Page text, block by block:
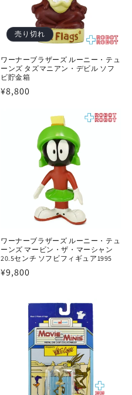
売り切れ
ワーナーブラザーズ ルーニー・テュ
ーンズ タズマニアン・デビル ソフ
ビ貯金箱
通
¥8,800
ワーナーブラザーズ ルーニー・テュ
ーンズ マービン・ザ・マーシャン
20.5センチ ソフビフィギュア1995
通
¥9,800